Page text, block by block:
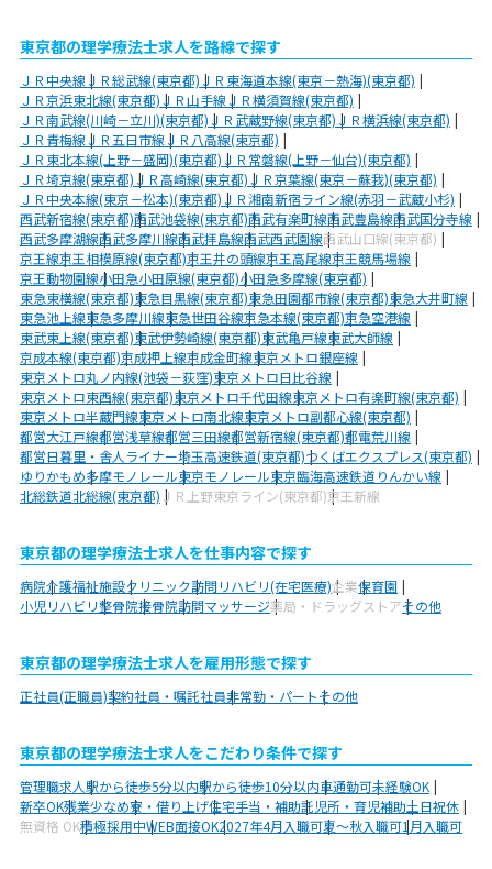
東京都の理学療法士求人を路線で探す
ＪＲ中央線ＪＲ総武線(東京都)ＪＲ東海道本線(東京－熱海)(東京都)
ＪＲ京浜東北線(東京都)ＪＲ山手線ＪＲ横須賀線(東京都)
ＪＲ南武線(川崎－立川)(東京都)ＪＲ武蔵野線(東京都)ＪＲ横浜線(東京都)
ＪＲ青梅線ＪＲ五日市線ＪＲ八高線(東京都)
ＪＲ東北本線(上野－盛岡)(東京都)ＪＲ常磐線(上野－仙台)(東京都)
ＪＲ埼京線(東京都)ＪＲ高崎線(東京都)ＪＲ京葉線(東京－蘇我)(東京都)
ＪＲ中央本線(東京－松本)(東京都)ＪＲ湘南新宿ライン線(赤羽－武蔵小杉)
西武新宿線(東京都)西武池袋線(東京都)西武有楽町線西武豊島線西武国分寺線
西武多摩湖線西武多摩川線西武拝島線西武西武園線西武山口線(東京都)
京王線京王相模原線(東京都)京王井の頭線京王高尾線京王競馬場線
京王動物園線小田急小田原線(東京都)小田急多摩線(東京都)
東急東横線(東京都)東急目黒線(東京都)東急田園都市線(東京都)東急大井町線
東急池上線東急多摩川線東急世田谷線京急本線(東京都)京急空港線
東武東上線(東京都)東武伊勢崎線(東京都)東武亀戸線東武大師線
京成本線(東京都)京成押上線京成金町線東京メトロ銀座線
東京メトロ丸ノ内線(池袋－荻窪)東京メトロ日比谷線
東京メトロ東西線(東京都)東京メトロ千代田線東京メトロ有楽町線(東京都)
東京メトロ半蔵門線東京メトロ南北線東京メトロ副都心線(東京都)
都営大江戸線都営浅草線都営三田線都営新宿線(東京都)都電荒川線
都営日暮里・舎人ライナー埼玉高速鉄道(東京都)つくばエクスプレス(東京都)
ゆりかもめ多摩モノレール東京モノレール東京臨海高速鉄道りんかい線
北総鉄道北総線(東京都) ＪＲ上野東京ライン(東京都)京王新線
東京都の理学療法士求人を仕事内容で探す
病院介護福祉施設クリニック訪問リハビリ(在宅医療)企業保育園
小児リハビリ整骨院接骨院訪問マッサージ薬局・ドラッグストアその他
東京都の理学療法士求人を雇用形態で探す
正社員(正職員)契約社員・嘱託社員非常勤・パートその他
東京都の理学療法士求人をこだわり条件で探す
管理職求人駅から徒歩5分以内駅から徒歩10分以内車通勤可未経験OK
新卒OK残業少なめ寮・借り上げ住宅手当・補助託児所・育児補助土日祝休
無資格 OK積極採用中WEB面接OK2027年4月入職可夏～秋入職可1月入職可